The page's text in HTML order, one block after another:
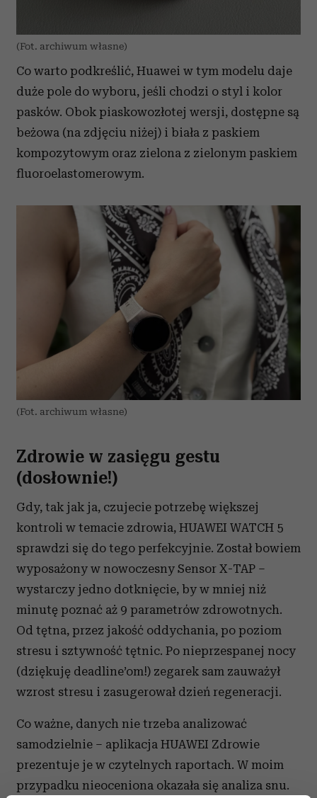
(Fot. archiwum własne)
Co warto podkreślić, Huawei w tym modelu daje
duże pole do wyboru, jeśli chodzi o styl i kolor
pasków. Obok piaskowozłotej wersji, dostępne są
beżowa (na zdjęciu niżej) i biała z paskiem
kompozytowym oraz zielona z zielonym paskiem
fluoroelastomerowym.
(Fot. archiwum własne)
Zdrowie w zasięgu gestu
(dosłownie!)
Gdy, tak jak ja, czujecie potrzebę większej
kontroli w temacie zdrowia, HUAWEI WATCH 5
sprawdzi się do tego perfekcyjnie. Został bowiem
wyposażony w nowoczesny Sensor X-TAP –
wystarczy jedno dotknięcie, by w mniej niż
minutę poznać aż 9 parametrów zdrowotnych.
Od tętna, przez jakość oddychania, po poziom
stresu i sztywność tętnic. Po nieprzespanej nocy
(dziękuję deadline’om!) zegarek sam zauważył
wzrost stresu i zasugerował dzień regeneracji.
Co ważne, danych nie trzeba analizować
samodzielnie – aplikacja HUAWEI Zdrowie
prezentuje je w czytelnych raportach. W moim
przypadku nieoceniona okazała się analiza snu.